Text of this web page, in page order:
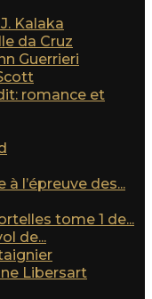
Kalaka
da Cruz
Guerrieri
romance et
l’épreuve des...
tome 1 de...
de...
Libersart